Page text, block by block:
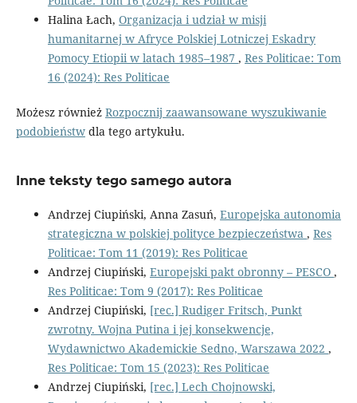
Halina Łach, Organizacja i udział w misji
humanitarnej w Afryce Polskiej Lotniczej Eskadry
Pomocy Etiopii w latach 1985–1987 , Res Politicae: Tom
16 (2024): Res Politicae
Możesz również Rozpocznij zaawansowane wyszukiwanie
podobieństwdla tego artykułu.
Inne teksty tego samego autora
Andrzej Ciupiński, Anna Zasuń, Europejska autonomia
strategiczna w polskiej polityce bezpieczeństwa , Res
Politicae: Tom 11 (2019): Res Politicae
Andrzej Ciupiński, Europejski pakt obronny – PESCO ,
Res Politicae: Tom 9 (2017): Res Politicae
Andrzej Ciupiński, [rec.] Rudiger Fritsch, Punkt
zwrotny. Wojna Putina i jej konsekwencje,
Wydawnictwo Akademickie Sedno, Warszawa 2022 ,
Res Politicae: Tom 15 (2023): Res Politicae
Andrzej Ciupiński, [rec.] Lech Chojnowski,